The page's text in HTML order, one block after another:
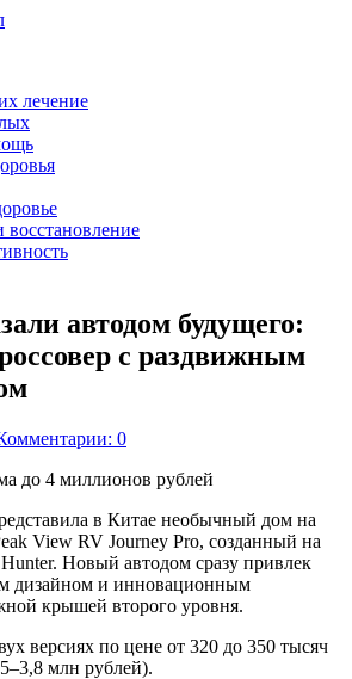
лечение
восстановление
автодом будущего:
с раздвижным
0
до 4 миллионов рублей
в Китае необычный дом на
View RV Journey Pro, созданный на
Новый автодом сразу привлек
дизайном и инновационным
крышей второго уровня.
версиях по цене от 320 до 350 тысяч
млн рублей).